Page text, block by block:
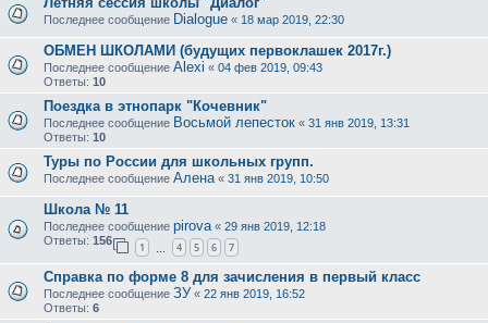
Последнее сообщение Dialogue « 18 мар 2019, 22:30
ОБМЕН ШКОЛАМИ (будущих первоклашек 2017г.)
Последнее сообщение Alexi « 04 фев 2019, 09:43
Ответы: 10
Поездка в этнопарк "Кочевник"
Последнее сообщение Восьмой лепесток « 31 янв 2019, 13:31
Ответы: 10
Туры по России для школьных групп.
Последнее сообщение Алена « 31 янв 2019, 10:50
Школа № 11
Последнее сообщение pirova « 29 янв 2019, 12:18
Ответы: 156
1 4 5 6 7
Справка по форме 8 для зачисления в первый класс
Последнее сообщение ЗУ « 22 янв 2019, 16:52
Ответы: 6